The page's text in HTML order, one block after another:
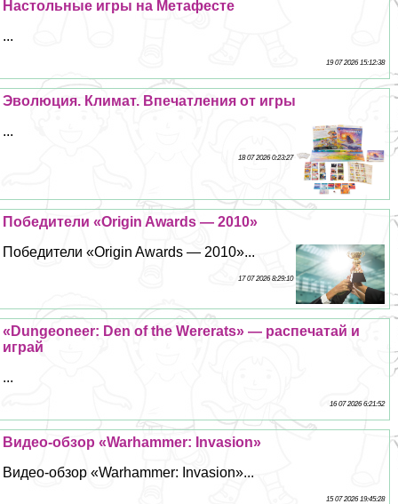
Настольные игры на Метафесте
...
19 07 2026 15:12:38
Эволюция. Климат. Впечатления от игры
...
18 07 2026 0:23:27
Победители «Origin Awards — 2010»
Победители «Origin Awards — 2010»...
17 07 2026 8:29:10
«Dungeoneer: Den of the Wererats» — распечатай и
играй
...
16 07 2026 6:21:52
Видео-обзор «Warhammer: Invasion»
Видео-обзор «Warhammer: Invasion»...
15 07 2026 19:45:28